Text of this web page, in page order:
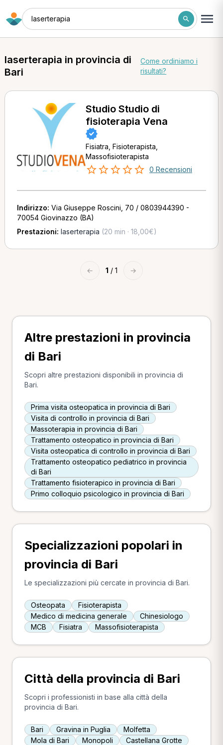
laserterapia
laserterapia in provincia di
Bari
Come ordiniamo i
risultati?
Studio Studio di
fisioterapia Vena
Fisiatra, Fisioterapista,
Massofisioterapista
0 Recensioni
Indirizzo: Via Giuseppe Roscini, 70 / 0803944390 -
70054 Giovinazzo (BA)
Prestazioni: laserterapia (20 min · 18,00€)
← 1 / 1 →
Altre prestazioni in provincia
di Bari
Scopri altre prestazioni disponibili in provincia di
Bari.
Prima visita osteopatica in provincia di Bari
Visita di controllo in provincia di Bari
Massoterapia in provincia di Bari
Trattamento osteopatico in provincia di Bari
Visita osteopatica di controllo in provincia di Bari
Trattamento osteopatico pediatrico in provincia
di Bari
Trattamento fisioterapico in provincia di Bari
Primo colloquio psicologico in provincia di Bari
Specializzazioni popolari in
provincia di Bari
Le specializzazioni più cercate in provincia di Bari.
Osteopata
Fisioterapista
Medico di medicina generale
Chinesiologo
MCB
Fisiatra Massofisioterapista
Città della provincia di Bari
Scopri i professionisti in base alla città della
provincia di Bari.
Bari Gravina in Puglia
Molfetta
Mola di Bari
Monopoli
Castellana Grotte